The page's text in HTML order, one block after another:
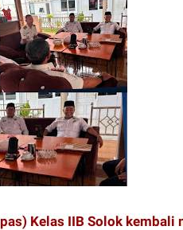
Kelas IIB Solok kembali